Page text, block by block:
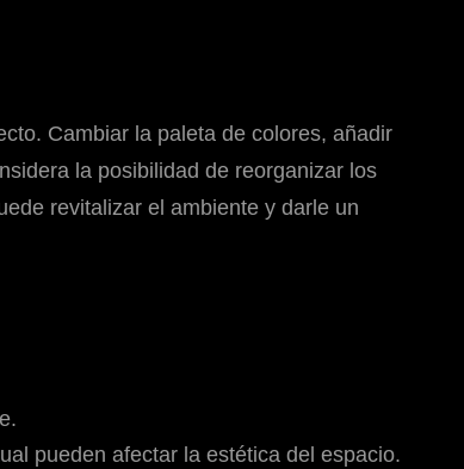
Cambiar la paleta de colores, añadir
la posibilidad de reorganizar los
revitalizar el ambiente y darle un
pueden afectar la estética del espacio.